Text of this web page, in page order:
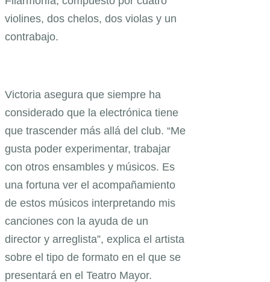
violines, dos chelos, dos violas y un
contrabajo.
Victoria asegura que siempre ha
considerado que la electrónica tiene
que trascender más allá del club. “Me
gusta poder experimentar, trabajar
con otros ensambles y músicos. Es
una fortuna ver el acompañamiento
de estos músicos interpretando mis
canciones con la ayuda de un
director y arreglista”, explica el artista
sobre el tipo de formato en el que se
presentará en el Teatro Mayor.